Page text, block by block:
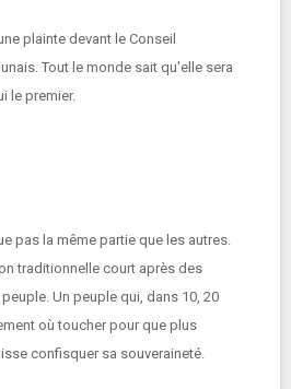
plainte devant le Conseil
Tout le monde sait qu'elle sera
le premier.
pas la même partie que les autres.
traditionnelle court après des
Un peuple qui, dans 10, 20
où toucher pour que plus
confisquer sa souveraineté.